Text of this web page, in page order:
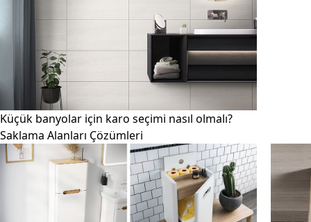
Küçük banyolar için karo seçimi nasıl olmalı?
Saklama Alanları Çözümleri